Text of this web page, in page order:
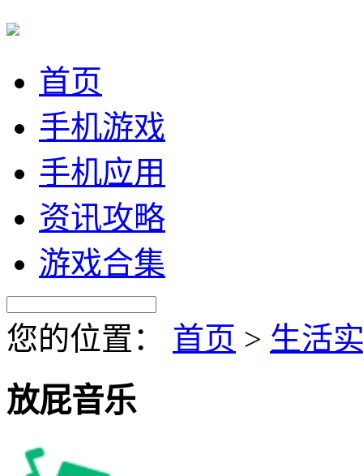
首页
手机游戏
手机应用
资讯攻略
游戏合集
您的位置： 首页 > 生活
放屁音乐